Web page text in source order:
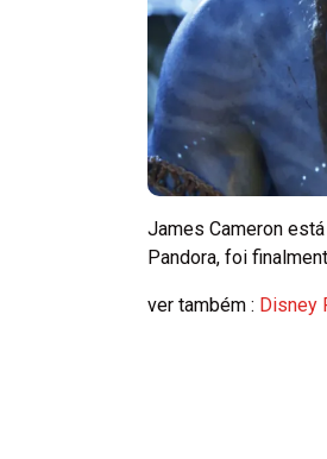
James Cameron
Pandora, foi
ver também : Disney